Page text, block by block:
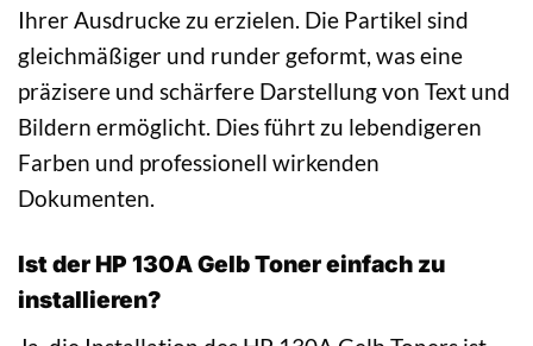
Ihrer Ausdrucke zu erzielen. Die Partikel sind
gleichmäßiger und runder geformt, was eine
präzisere und schärfere Darstellung von Text und
Bildern ermöglicht. Dies führt zu lebendigeren
Farben und professionell wirkenden
Dokumenten.
Ist der HP 130A Gelb Toner einfach zu
installieren?